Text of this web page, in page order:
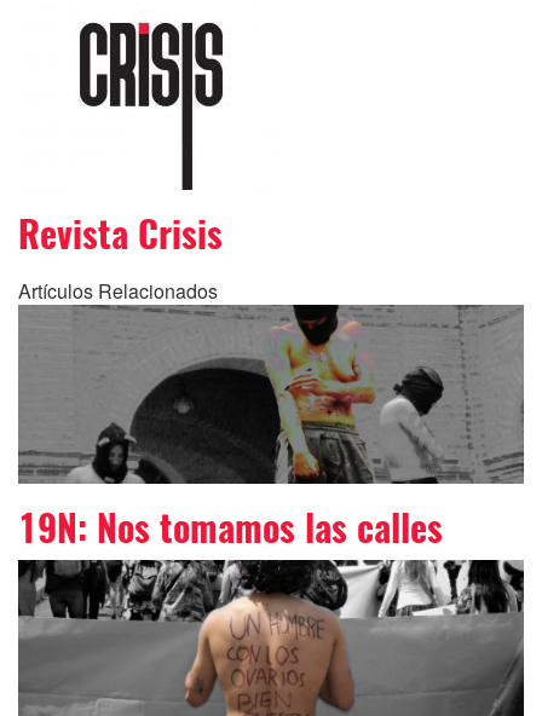
Revista Crisis
Artículos Relacionados
19N: Nos tomamos las calles